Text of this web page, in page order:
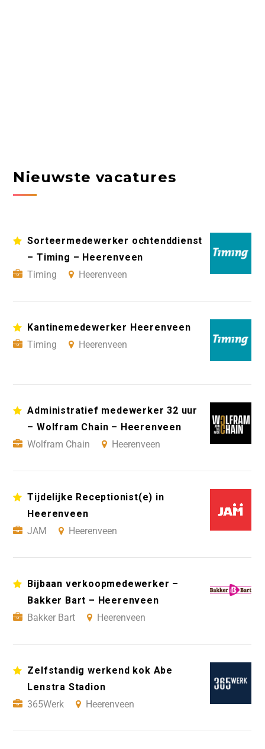
Nieuwste vacatures
Sorteermedewerker ochtenddienst
– Timing – Heerenveen
Timing
Heerenveen
Kantinemedewerker Heerenveen
Timing
Heerenveen
Administratief medewerker 32 uur
– Wolfram Chain – Heerenveen
Wolfram Chain
Heerenveen
Tijdelijke Receptionist(e) in
Heerenveen
JAM
Heerenveen
Bijbaan verkoopmedewerker –
Bakker Bart – Heerenveen
Bakker Bart
Heerenveen
Zelfstandig werkend kok Abe
Lenstra Stadion
365Werk
Heerenveen